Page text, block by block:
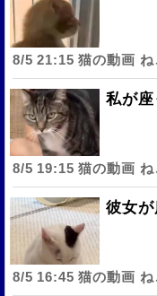
8/5 21:15 猫の動画 ね
私が
8/5 19:15 猫の動画 ね
彼女
8/5 16:45 猫の動画 ね